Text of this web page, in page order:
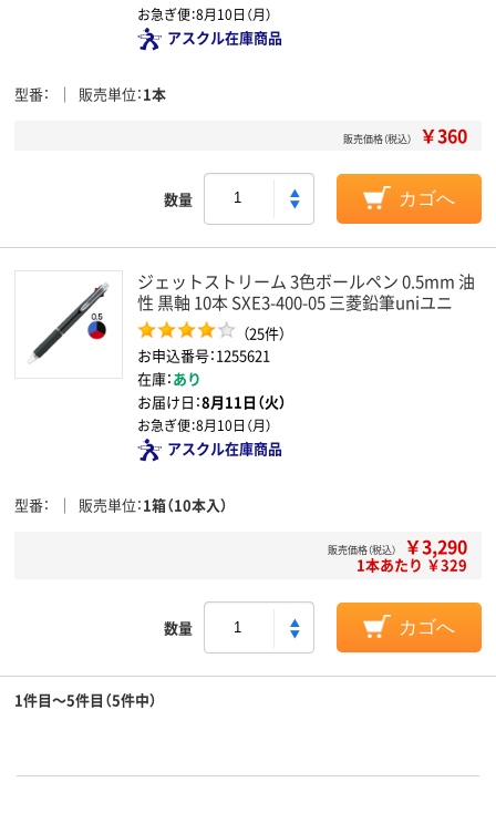
お急ぎ便：8月10日（月）
アスクル在庫商品
型番 販売単位 1本
販売価格（税込） ￥360
数量 カゴへ
ジェットストリーム 3色ボールペン 0.5mm 油
性 黒軸 10本 SXE3-400-05 三菱鉛筆uniユニ
（25件）
お申込番号：1255621
在庫：あり
お届け日：8月11日（火）
お急ぎ便：8月10日（月）
アスクル在庫商品
型番 販売単位 1箱（10本入）
販売価格（税込） ￥3,290
1本あたり ￥329
数量 カゴへ
1件目～5件目（5件中）